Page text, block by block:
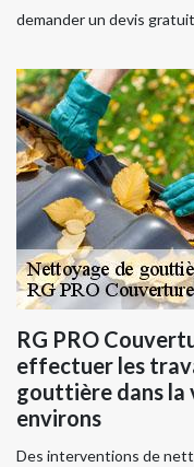
demander un devis
RG PRO
effectuer les
gouttière dans la
environs
Des interventions de